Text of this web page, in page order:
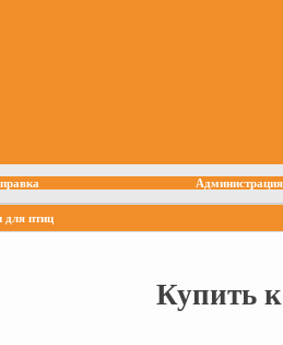
Администрация
птиц
Купить